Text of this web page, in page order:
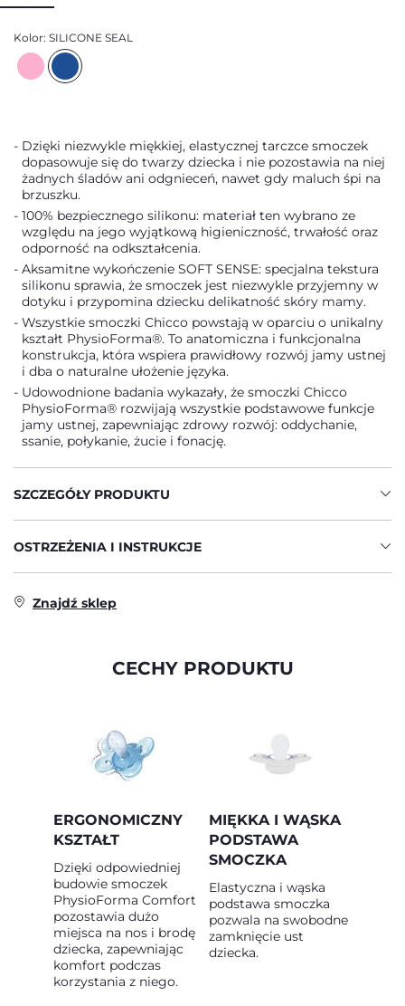
Kolor: SILICONE SEAL
Dzięki niezwykle miękkiej, elastycznej tarczce smoczek
dopasowuje się do twarzy dziecka i nie pozostawia na niej
żadnych śladów ani odgnieceń, nawet gdy maluch śpi na
brzuszku.
100% bezpiecznego silikonu: materiał ten wybrano ze
względu na jego wyjątkową higieniczność, trwałość oraz
odporność na odkształcenia.
Aksamitne wykończenie SOFT SENSE: specjalna tekstura
silikonu sprawia, że smoczek jest niezwykle przyjemny w
dotyku i przypomina dziecku delikatność skóry mamy.
Wszystkie smoczki Chicco powstają w oparciu o unikalny
kształt PhysioForma®. To anatomiczna i funkcjonalna
konstrukcja, która wspiera prawidłowy rozwój jamy ustnej
i dba o naturalne ułożenie języka.
Udowodnione badania wykazały, że smoczki Chicco
PhysioForma® rozwijają wszystkie podstawowe funkcje
jamy ustnej, zapewniając zdrowy rozwój: oddychanie,
ssanie, połykanie, żucie i fonację.
SZCZEGÓŁY PRODUKTU
OSTRZEŻENIA I INSTRUKCJE
Znajdź sklep
CECHY PRODUKTU
ERGONOMICZNY
KSZTAŁT
Dzięki odpowiedniej
budowie smoczek
PhysioForma Comfort
pozostawia dużo
miejsca na nos i brodę
dziecka, zapewniając
komfort podczas
korzystania z niego.
MIĘKKA I WĄSKA
PODSTAWA
SMOCZKA
Elastyczna i wąska
podstawa smoczka
pozwala na swobodne
zamknięcie ust
dziecka.